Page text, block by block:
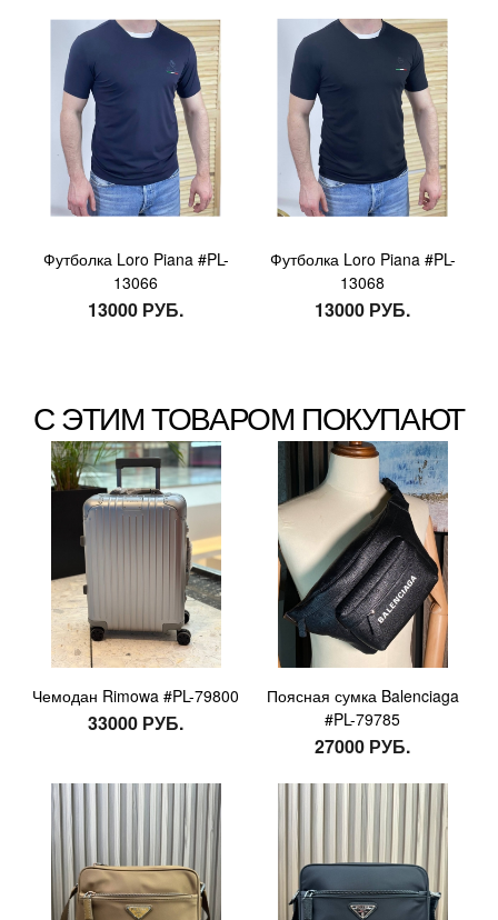
Футболка Loro Piana #PL-
13066
13000 РУБ.
Футболка Loro Piana #PL-
13068
13000 РУБ.
С ЭТИМ ТОВАРОМ ПОКУПАЮТ
Чемодан Rimowa #PL-79800
33000 РУБ.
Поясная сумка Balenciaga
#PL-79785
27000 РУБ.